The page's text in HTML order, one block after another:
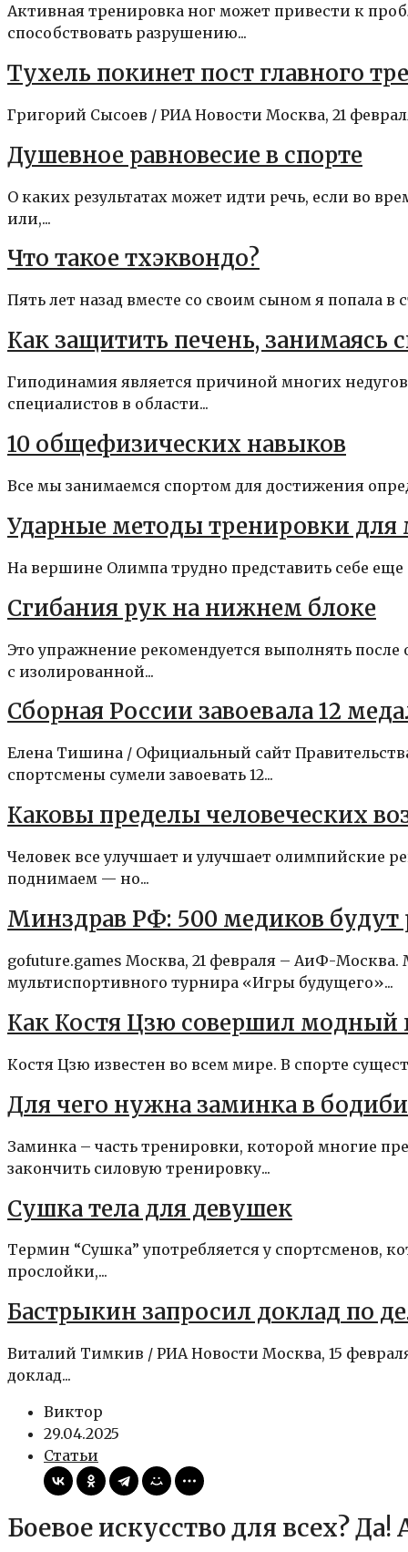
Активная тренировка ног может привести к
способствовать разрушению...
Тухель покинет пост главного
Григорий Сысоев / РИА Новости Москва, 21
Душевное равновесие в спорте
О каких результатах может идти речь, если во
или,...
Что такое тхэквондо?
Пять лет назад вместе со своим сыном я попала в
Как защитить печень, занимаясь
Гиподинамия является причиной многих
специалистов в области...
10 общефизических навыков
Все мы занимаемся спортом для достижения
Ударные методы тренировки
На вершине Олимпа трудно представить себе
Сгибания рук на нижнем блоке
Это упражнение рекомендуется выполнять
с изолированной...
Сборная России завоевала 12
Елена Тишина / Официальный сайт
спортсмены сумели завоевать 12...
Каковы пределы человеческих
Человек все улучшает и улучшает олимпийские
поднимаем — но...
Минздрав РФ: 500 медиков будут
gofuture.games Москва, 21 февраля – АиФ-
мультиспортивного турнира «Игры будущего»...
Как Костя Цзю совершил модный
Костя Цзю известен во всем мире. В спорте
Для чего нужна заминка в
Заминка – часть тренировки, которой многие
закончить силовую тренировку...
Сушка тела для девушек
Термин “Сушка” употребляется у спортсменов,
прослойки,...
Бастрыкин запросил доклад по
Виталий Тимкив / РИА Новости Москва, 15
доклад...
Виктор
29.04.2025
Статьи
Боевое искусство для всех?